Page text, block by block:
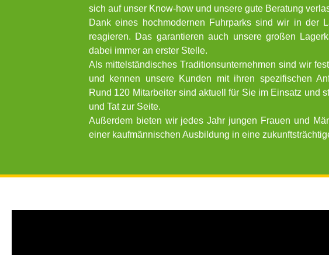
sich auf unser Know-how und unsere gute Beratung
Dank eines hochmodernen Fuhrparks sind wir in der
reagieren. Das garantieren auch unsere großen
dabei immer an erster Stelle.
Als mittelständisches Traditionsunternehmen sind wir
und kennen unsere Kunden mit ihren spezifischen
Rund 120 Mitarbeiter sind aktuell für Sie im Einsatz und
und Tat zur Seite.
Außerdem bieten wir jedes Jahr jungen Frauen und
einer kaufmännischen Ausbildung in eine